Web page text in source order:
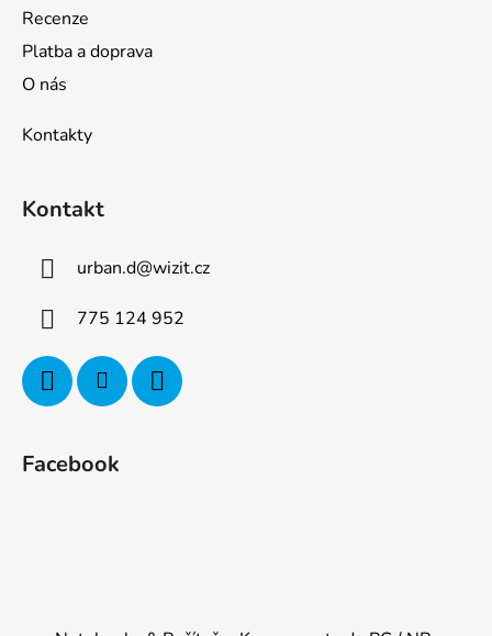
Recenze
Platba a doprava
O nás
Kontakty
Kontakt
urban.d@wizit.cz
775 124 952
Facebook